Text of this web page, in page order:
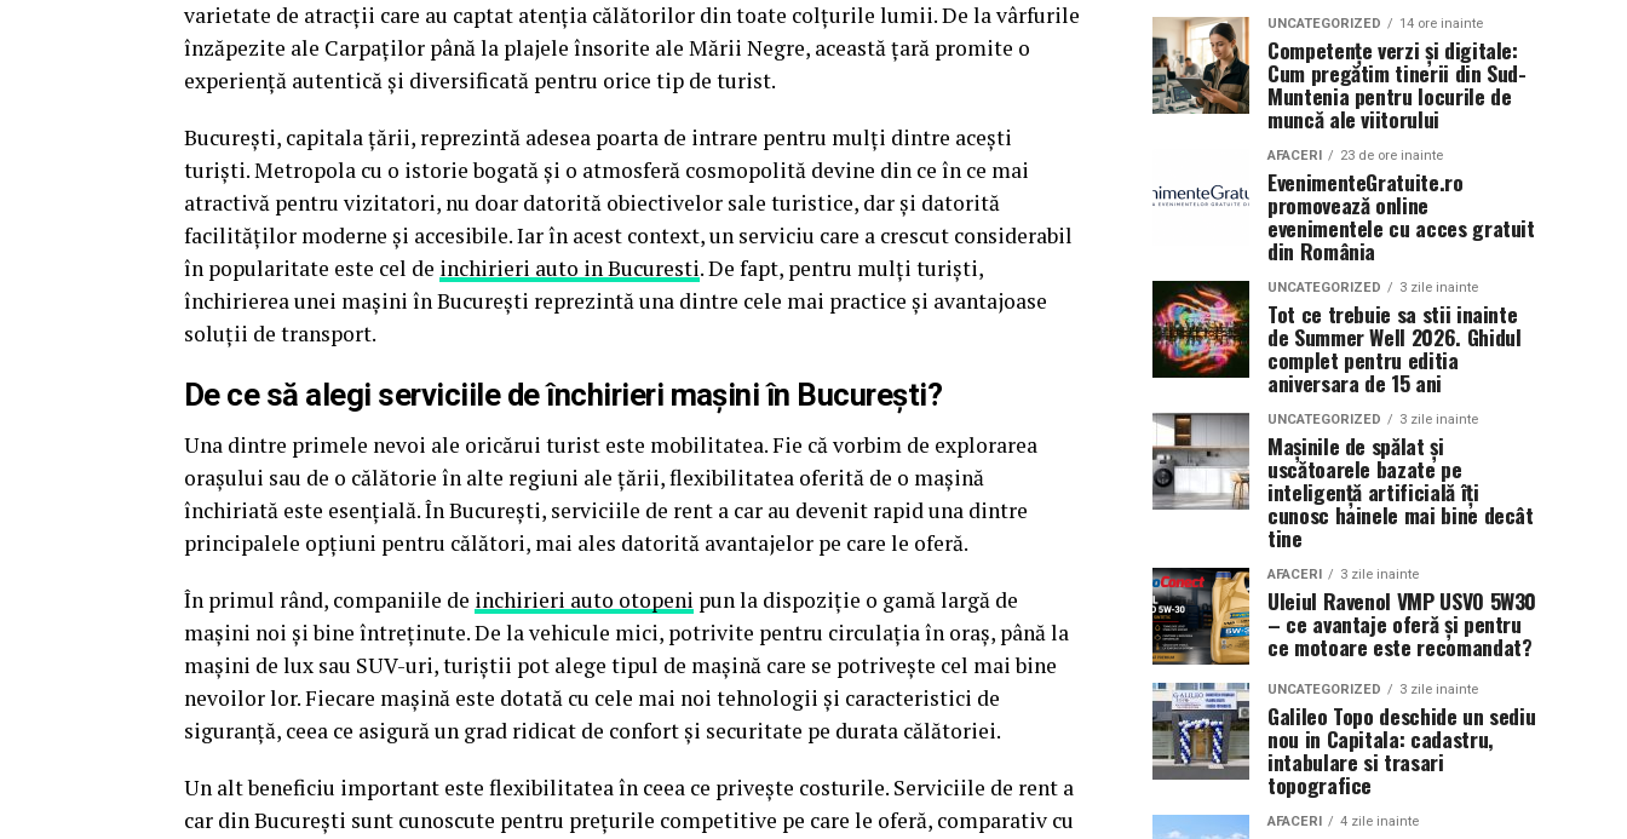
varietate de atracții care au captat atenția călătorilor din toate colțurile lumii. De la vârfurile
înzăpezite ale Carpaților până la plajele însorite ale Mării Negre, această țară promite o
experiență autentică și diversificată pentru orice tip de turist.
București, capitala țării, reprezintă adesea poarta de intrare pentru mulți dintre acești
turiști. Metropola cu o istorie bogată și o atmosferă cosmopolită devine din ce în ce mai
atractivă pentru vizitatori, nu doar datorită obiectivelor sale turistice, dar și datorită
facilităților moderne și accesibile. Iar în acest context, un serviciu care a crescut considerabil
în popularitate este cel de inchirieri auto in Bucuresti. De fapt, pentru mulți turiști,
închirierea unei mașini în București reprezintă una dintre cele mai practice și avantajoase
soluții de transport.
De ce să alegi serviciile de închirieri mașini în București?
Una dintre primele nevoi ale oricărui turist este mobilitatea. Fie că vorbim de explorarea
orașului sau de o călătorie în alte regiuni ale țării, flexibilitatea oferită de o mașină
închiriată este esențială. În București, serviciile de rent a car au devenit rapid una dintre
principalele opțiuni pentru călători, mai ales datorită avantajelor pe care le oferă.
În primul rând, companiile de inchirieri auto otopeni pun la dispoziție o gamă largă de
mașini noi și bine întreținute. De la vehicule mici, potrivite pentru circulația în oraș, până la
mașini de lux sau SUV-uri, turiștii pot alege tipul de mașină care se potrivește cel mai bine
nevoilor lor. Fiecare mașină este dotată cu cele mai noi tehnologii și caracteristici de
siguranță, ceea ce asigură un grad ridicat de confort și securitate pe durata călătoriei.
Un alt beneficiu important este flexibilitatea în ceea ce privește costurile. Serviciile de rent a
car din București sunt cunoscute pentru prețurile competitive pe care le oferă, comparativ cu
UNCATEGORIZED 14 ore inainte
Competențe verzi și digitale:
Cum pregătim tinerii din Sud-
Muntenia pentru locurile de
muncă ale viitorului
AFACERI 23 de ore inainte
EvenimenteGratuite.ro
promovează online
evenimentele cu acces gratuit
din România
UNCATEGORIZED 3 zile inainte
Tot ce trebuie sa stii inainte
de Summer Well 2026. Ghidul
complet pentru editia
aniversara de 15 ani
UNCATEGORIZED 3 zile inainte
Mașinile de spălat și
uscătoarele bazate pe
inteligență artificială îți
cunosc hainele mai bine decât
tine
AFACERI 3 zile inainte
Uleiul Ravenol VMP USVO 5W30
– ce avantaje oferă și pentru
ce motoare este recomandat?
UNCATEGORIZED 3 zile inainte
Galileo Topo deschide un sediu
nou in Capitala: cadastru,
intabulare si trasari
topografice
AFACERI 4 zile inainte